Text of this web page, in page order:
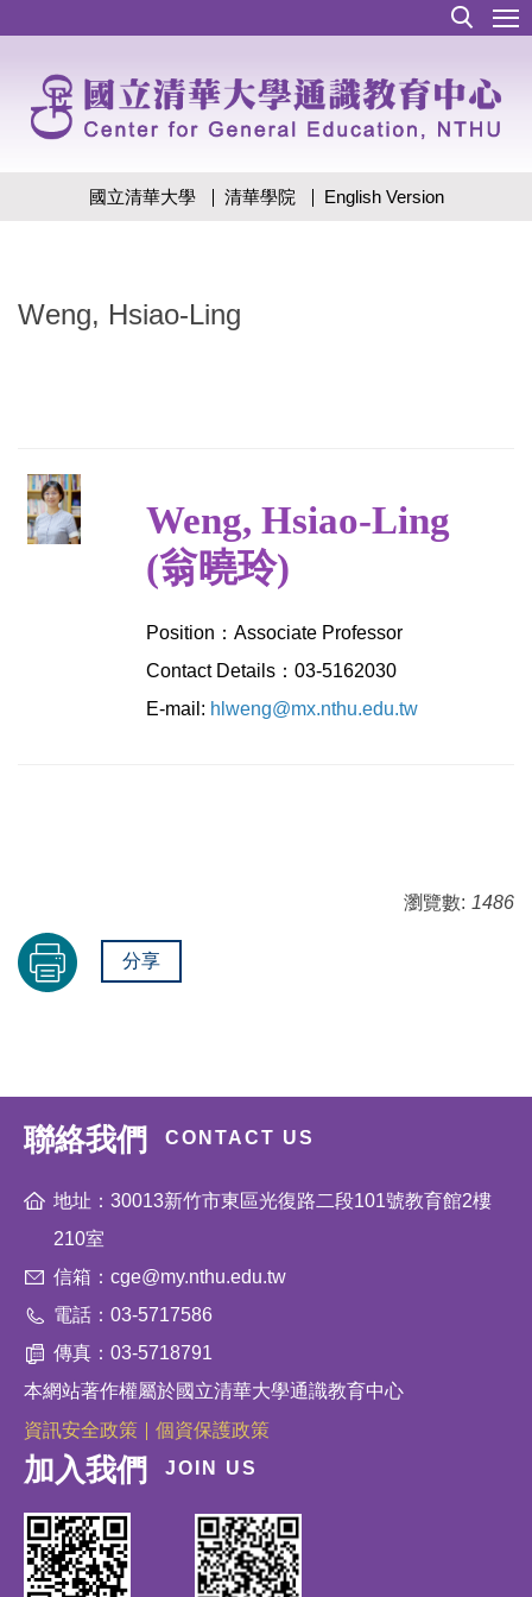
國立清華大學 清華學院 English Version
Weng, Hsiao-Ling
Weng, Hsiao-Ling
(翁曉玲)
Position：Associate Professor
Contact Details：03-5162030
E-mail: hlweng@mx.nthu.edu.tw
瀏覽數: 1486
分享
聯絡我們 CONTACT US
地址：30013新竹市東區光復路二段101號教育館2樓
210室
信箱：cge@my.nthu.edu.tw
電話：03-5717586
傳真：03-5718791
本網站著作權屬於國立清華大學通識教育中心
資訊安全政策
個資保護政策
加入我們 JOIN US